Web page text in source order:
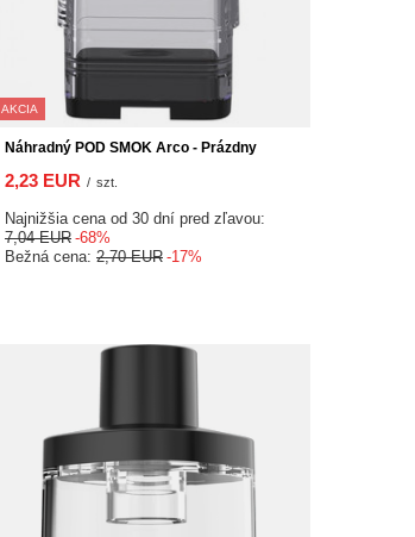
AKCIA
Náhradný POD SMOK Arco - Prázdny
2,23 EUR / szt.
Najnižšia cena od 30 dní pred zľavou:
7,04 EUR -68%
Bežná cena: 2,70 EUR -17%